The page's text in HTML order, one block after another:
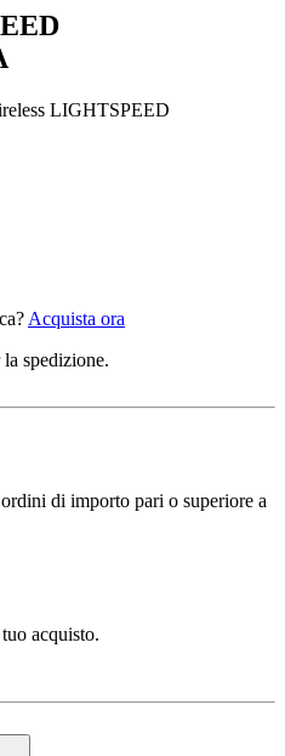
LIGHTSPEED
Acquista ora
spedizione.
di importo pari o superiore a
acquisto.